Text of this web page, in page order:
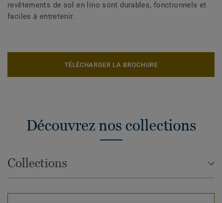
revêtements de sol en lino sont durables, fonctionnels et
faciles à entretenir.
TÉLÉCHARGER LA BROCHURE
Découvrez nos collections
Collections